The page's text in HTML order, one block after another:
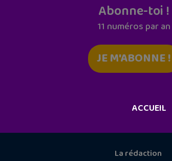
Abonne-toi !
11 numéros par an
JE M'ABONNE !
ACCUEIL
La rédaction